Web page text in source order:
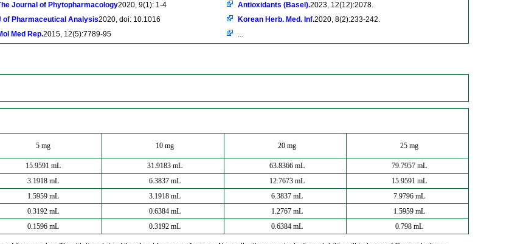
Journal of Phytopharmacology2020, 9(1): 1-4
of Pharmaceutical Analysis2020, doi: 10.1016
Med Rep.2015, 12(5):7789-95
Antioxidants (Basel).2023, 12(12):2078.
Korean Herb. Med. Inf.2020, 8(2):233-242.
...
5 mg 10 mg 20 mg 25 mg
15.9591 mL 31.9183 mL 63.8366 mL
79.7957 mL
3.1918 mL 6.3837 mL 12.7673 mL
15.9591 mL
1.5959 mL 3.1918 mL 6.3837 mL
7.9796 mL
0.3192 mL 0.6384 mL 1.2767 mL
1.5959 mL
0.1596 mL 0.3192 mL 0.6384 mL 0.798 mL